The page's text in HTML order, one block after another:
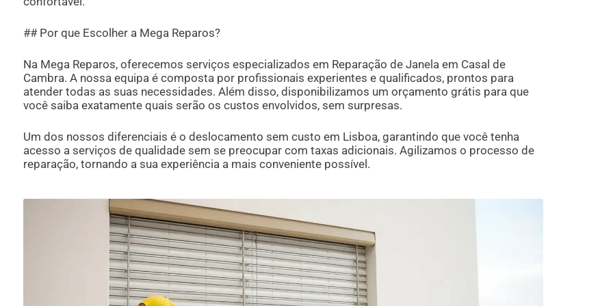
## Por que Escolher a Mega Reparos?
Na Mega Reparos, oferecemos serviços especializados em Reparação de Janela em Casal de
Cambra. A nossa equipa é composta por profissionais experientes e qualificados, prontos para
atender todas as suas necessidades. Além disso, disponibilizamos um orçamento grátis para que
você saiba exatamente quais serão os custos envolvidos, sem surpresas.
Um dos nossos diferenciais é o deslocamento sem custo em Lisboa, garantindo que você tenha
acesso a serviços de qualidade sem se preocupar com taxas adicionais. Agilizamos o processo de
reparação, tornando a sua experiência a mais conveniente possível.